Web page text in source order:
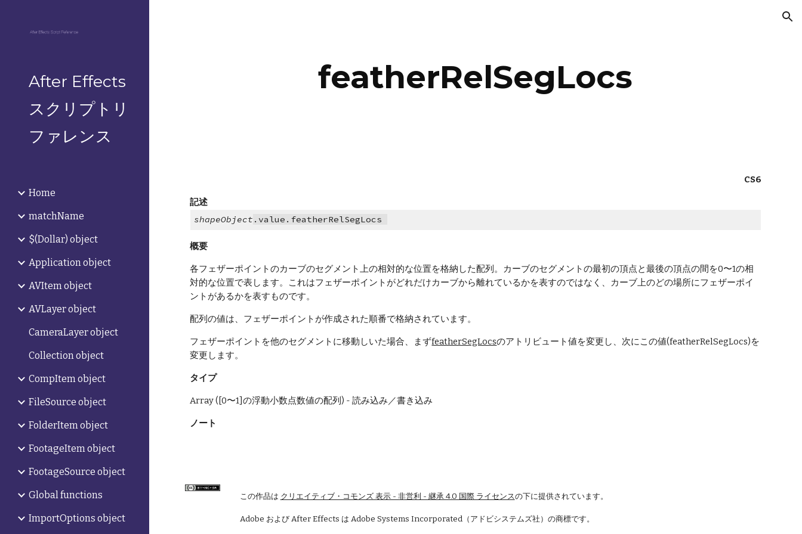
After Effects
スクリプトリ
ファレンス
Home
matchName
$(Dollar) object
Application object
AVItem object
AVLayer object
CameraLayer object
Collection object
CompItem object
FileSource object
FolderItem object
FootageItem object
FootageSource object
Global functions
ImportOptions object
featherRelSegLocs
CS6
記述
shapeObject .value.featherRelSegLocs
概要
各フェザーポイントのカーブのセグメント上の相対的な位置を格納した配列。カーブのセグメントの最初の頂点と最後の頂点の間を0〜1の相
対的な位置で表します。これはフェザーポイントがどれだけカーブから離れているかを表すのではなく、カーブ上のどの場所にフェザーポイ
ントがあるかを表すものです。
配列の値は、フェザーポイントが作成された順番で格納されています。
フェザーポイントを他のセグメントに移動しいた場合、まずfeatherSegLocsのアトリビュート値を変更し、次にこの値(featherRelSegLocs)を
変更します。
タイプ
Array ([0〜1]の浮動小数点数値の配列) - 読み込み／書き込み
ノート
この作品は クリエイティブ・コモンズ 表示 - 非営利 - 継承 4.0 国際 ライセンスの下に提供されています。
Adobe および After Effects は Adobe Systems Incorporated（アドビシステムズ社）の商標です。